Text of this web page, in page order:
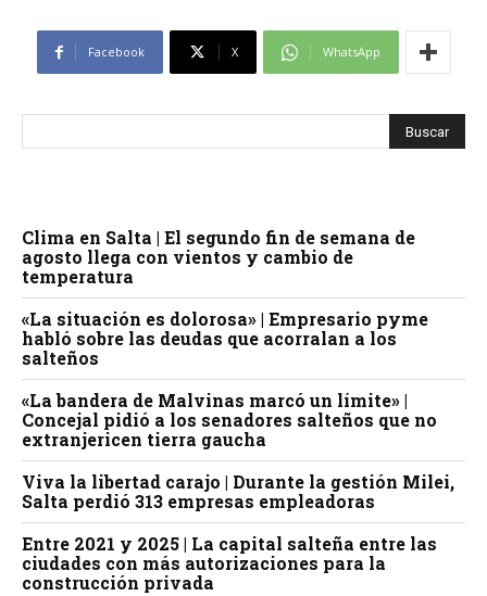
Facebook X WhatsApp
Clima en Salta | El segundo fin de semana de
agosto llega con vientos y cambio de
temperatura
«La situación es dolorosa» | Empresario pyme
habló sobre las deudas que acorralan a los
salteños
«La bandera de Malvinas marcó un límite» |
Concejal pidió a los senadores salteños que no
extranjericen tierra gaucha
Viva la libertad carajo | Durante la gestión Milei,
Salta perdió 313 empresas empleadoras
Entre 2021 y 2025 | La capital salteña entre las
ciudades con más autorizaciones para la
construcción privada